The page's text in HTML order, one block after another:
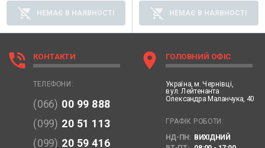
remove_shopping_cart НЕМАЄ В НАЯВНОСТІ remove_shopping_cart НЕМАЄ В НАЯВНОСТІ
phone_in_talk КОНТАКТИ
ТЕЛЕФОНИ:
(066) 00 99 888
(099) 20 51 113
(099) 20 59 416
location_on ГОЛОВНИЙ ОФІС
Україна, м. Чернівці,
вул. Лейтенанта
Олександра Маланчука, 40
ГРАФІК РОБОТИ:
НД-ПН: ВИХІДНИЙ